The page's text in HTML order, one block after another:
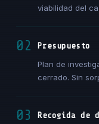
viabilidad del
02
Presupuesto
Plan de
cerrado. Sin
03
Recogida de